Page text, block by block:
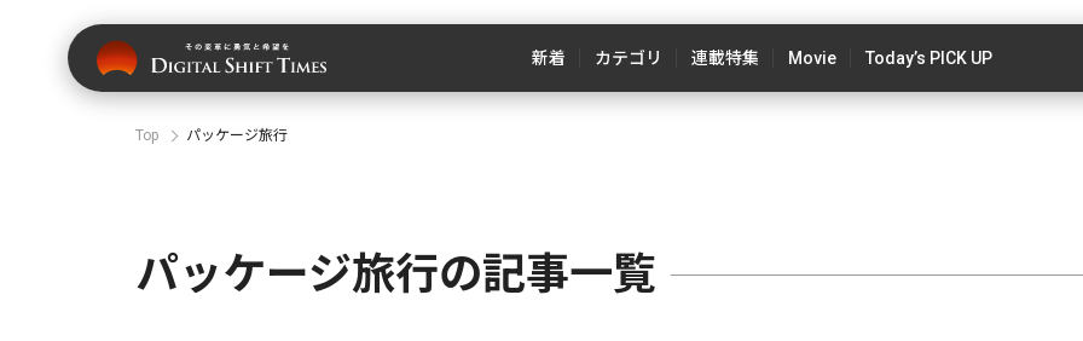
新着 カテゴリ 連載特集 Movie Today’s PICK UP
Top パッケージ旅行
パッケージ旅行の記事一覧